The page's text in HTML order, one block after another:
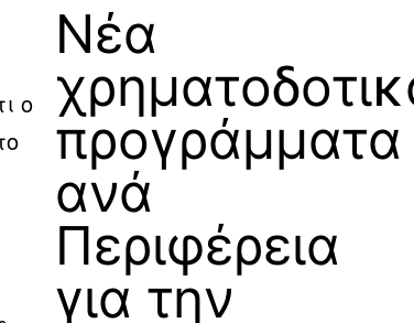
ο
Νέα
προγράμματα
ανά
Περιφέρεια
για την